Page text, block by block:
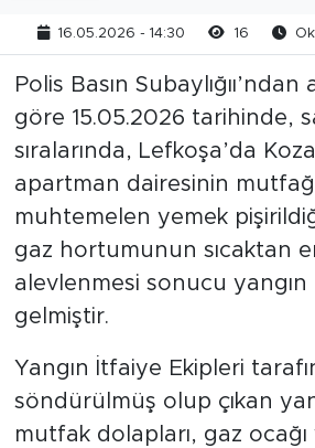
16.05.2026 - 14:30 16
Polis Basın
göre 15.05.2026 tarihinde,
sıralarında, Lefkoşa’da
apartman dairesinin
muhtemelen yemek
gaz hortumunun sıcaktan
alevlenmesi sonucu yangın
gelmiştir.
Yangın İtfaiye Ekipleri
söndürülmüş olup çıkan
mutfak dolapları, gaz ocağı